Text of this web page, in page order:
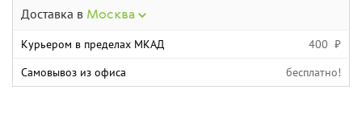
Доставка в Москва
Курьером в пределах МКАД
400 ₽
Самовывоз из офиса
бесплатно!